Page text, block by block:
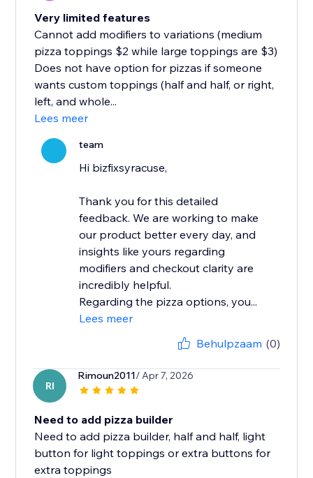
Very limited features
Cannot add modifiers to variations (medium
pizza toppings $2 while large toppings are $3)
Does not have option for pizzas if someone
wants custom toppings (half and half, or right,
left, and whole...
Lees meer
team
Hi bizfixsyracuse,
Thank you for this detailed
feedback. We are working to make
our product better every day, and
insights like yours regarding
modifiers and checkout clarity are
incredibly helpful.
Regarding the pizza options, you...
Lees meer
Behulpzaam (0)
RI
Rimoun2011/ Apr 7, 2026
Need to add pizza builder
Need to add pizza builder, half and half, light
button for light toppings or extra buttons for
extra toppings